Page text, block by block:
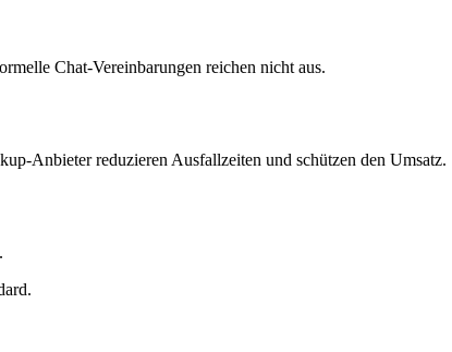
Chat-Vereinbarungen reichen nicht aus.
Anbieter reduzieren Ausfallzeiten und schützen den Umsatz.